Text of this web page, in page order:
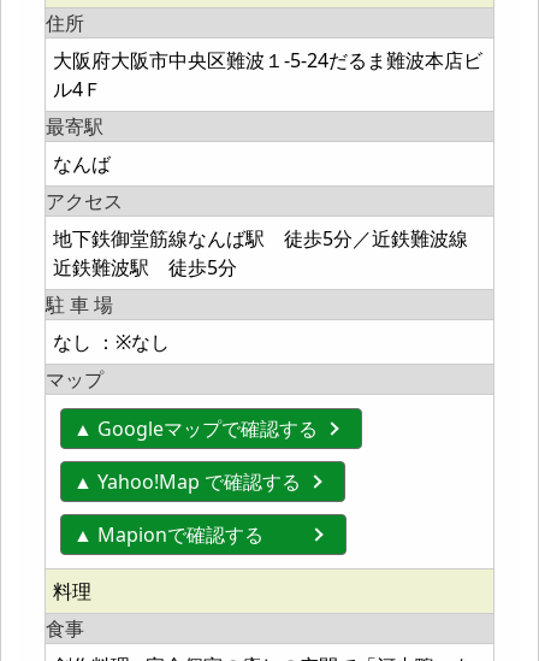
住所
大阪府大阪市中央区難波１-5-24だるま難波本店ビ
ル4Ｆ
最寄駅
なんば
アクセス
地下鉄御堂筋線なんば駅 徒歩5分／近鉄難波線
近鉄難波駅 徒歩5分
駐 車 場
なし ：※なし
マップ
▲ Googleマップで確認する
▲ Yahoo!Map で確認する
▲ Mapionで確認する
料理
食事